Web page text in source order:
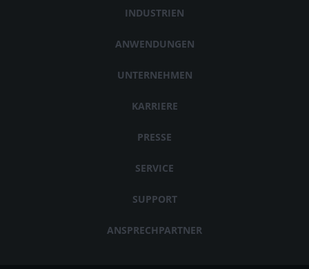
INDUSTRIEN
ANWENDUNGEN
UNTERNEHMEN
KARRIERE
PRESSE
SERVICE
SUPPORT
ANSPRECHPARTNER